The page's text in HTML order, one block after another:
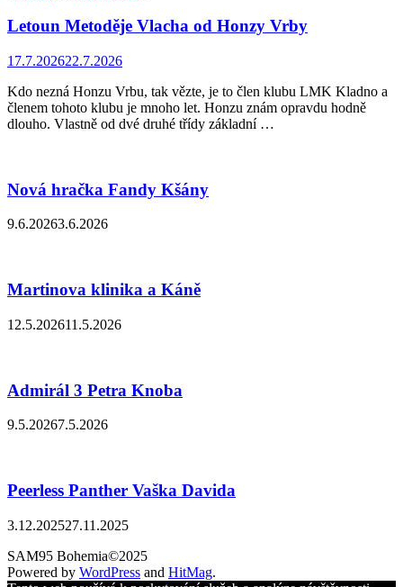
Letoun Metoděje Vlacha od Honzy Vrby
17.7.202622.7.2026
Kdo nezná Honzu Vrbu, tak vězte, je to člen klubu LMK Kladno a
členem tohoto klubu je mnoho let. Honzu znám opravdu hodně
dlouho. Vlastně od dvé druhé třídy základní …
Nová hračka Fandy Kšány
9.6.20263.6.2026
Martinova klinika a Káně
12.5.202611.5.2026
Admirál 3 Petra Knoba
9.5.20267.5.2026
Peerless Panther Vaška Davida
3.12.202527.11.2025
SAM95 Bohemia©2025
Powered by WordPress and HitMag.